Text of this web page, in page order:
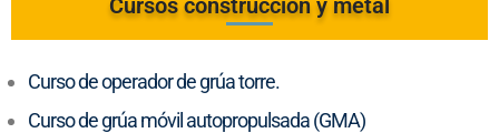
Curso de operador de grúa torre.
Curso de grúa móvil autopropulsada (GMA)